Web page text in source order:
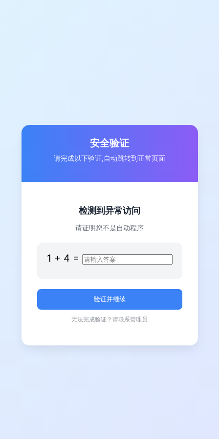
安全验证
请完成以下验证,自动跳转到正常页面
检测到异常访问
请证明您不是自动程序
1 + 4 =
无法完成验证？请联系管理员